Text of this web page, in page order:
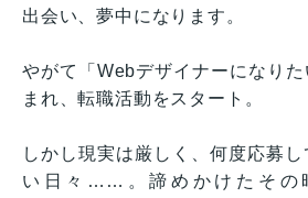
出会い、夢中になります。
やがて「Webデザイナーになり
まれ、転職活動をスタート。
しかし現実は厳しく、何度応募
い日々……。諦めかけたその